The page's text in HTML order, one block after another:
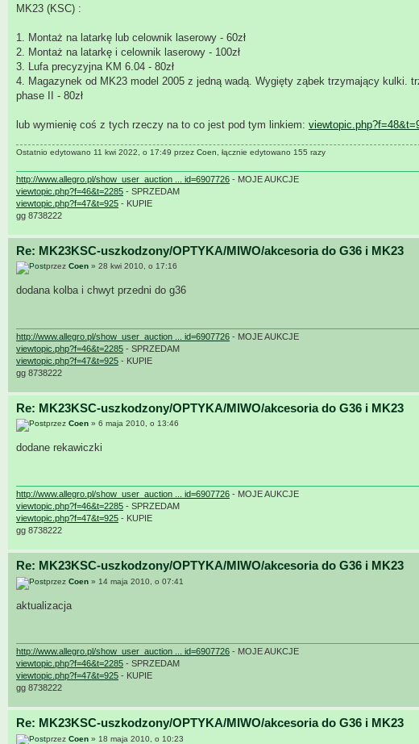
MK23 (KSC) :
1. Montaż na latarkę lub celownik laserowy - 60zł
2. Montaż na latarkę i celownik laserowy - 100zł
3. Lufa precyzyjna KM 6.04 - 80zł
4. Magazynek od MK23 model 2005 z jedną wadą. Wygięty ząbek trzymający kulki.
phase II - 80zł
lub wymienię coś z tych rzeczy na to co jest pod tym linkiem:
Ostatnio edytowano 11 kwi 2022, o 17:49 przez Coen , łącznie edytowano 155 razy
http://www.allegro.pl/show_user_auction ... id=6907726 - MOJE AUKCJE
viewtopic.php?f=46&t=2285 - SPRZEDAM
viewtopic.php?f=47&t=925 - KUPIE
gg 8738222
Re: MK23KSC-uszkodzony/OPTYKA/MIWO/akcesoria do G36 i MK23
przez Coen » 28 kwi 2010, o 17:16
dodana kolba i chwyt przedni do g36
http://www.allegro.pl/show_user_auction ... id=6907726 - MOJE AUKCJE
viewtopic.php?f=46&t=2285 - SPRZEDAM
viewtopic.php?f=47&t=925 - KUPIE
gg 8738222
Re: MK23KSC-uszkodzony/OPTYKA/MIWO/akcesoria do G36 i MK23
przez Coen » 6 maja 2010, o 13:46
dodane rekawiczki
http://www.allegro.pl/show_user_auction ... id=6907726 - MOJE AUKCJE
viewtopic.php?f=46&t=2285 - SPRZEDAM
viewtopic.php?f=47&t=925 - KUPIE
gg 8738222
Re: MK23KSC-uszkodzony/OPTYKA/MIWO/akcesoria do G36 i MK23
przez Coen » 14 maja 2010, o 07:41
aktualizacja
http://www.allegro.pl/show_user_auction ... id=6907726 - MOJE AUKCJE
viewtopic.php?f=46&t=2285 - SPRZEDAM
viewtopic.php?f=47&t=925 - KUPIE
gg 8738222
Re: MK23KSC-uszkodzony/OPTYKA/MIWO/akcesoria do G36 i MK23
przez Coen » 18 maja 2010, o 10:23